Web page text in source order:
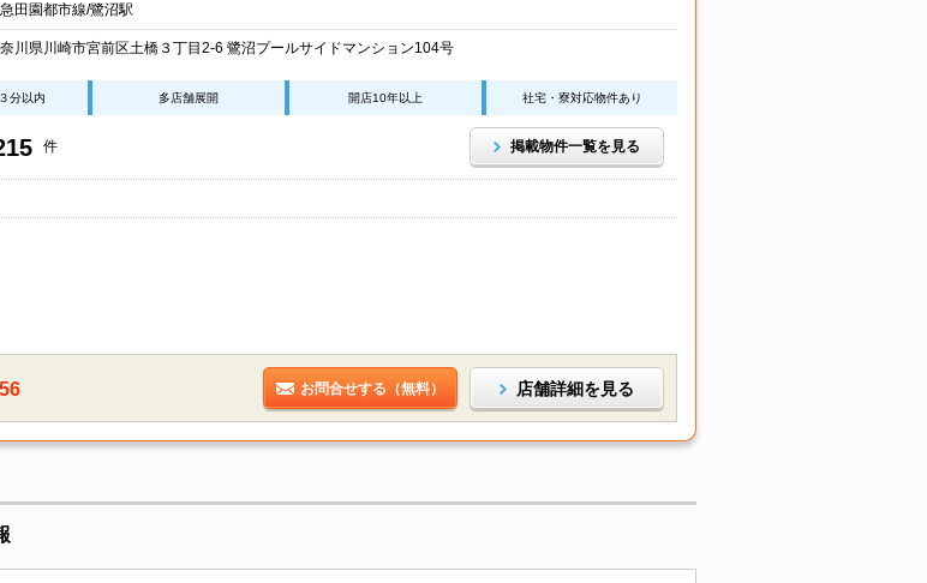
田園都市線/鷺沼駅
川県川崎市宮前区土橋３丁目2-6 鷺沼プールサイドマンション104号
分以内 多店舗展開 開店10年以上 社宅・寮対応物件あり
件 掲載物件一覧を見る
お問合せする（無料） 店舗詳細を見る